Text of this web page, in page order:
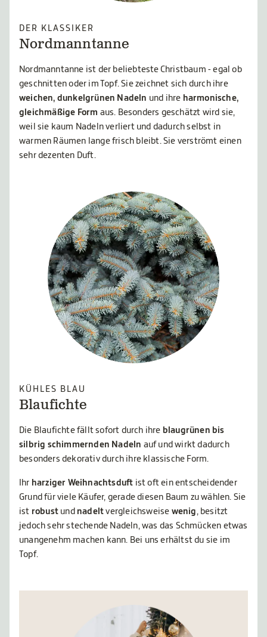
DER KLASSIKER
Nordmanntanne
Nordmanntanne ist der beliebteste Christbaum - egal ob
geschnitten oder im Topf. Sie zeichnet sich durch ihre
weichen, dunkelgrünen Nadeln und ihre harmonische,
gleichmäßige Form aus. Besonders geschätzt wird sie,
weil sie kaum Nadeln verliert und dadurch selbst in
warmen Räumen lange frisch bleibt. Sie verströmt einen
sehr dezenten Duft.
KÜHLES BLAU
Blaufichte
Die Blaufichte fällt sofort durch ihre blaugrünen bis
silbrig schimmernden Nadeln auf und wirkt dadurch
besonders dekorativ durch ihre klassische Form.
Ihr harziger Weihnachtsduft ist oft ein entscheidender
Grund für viele Käufer, gerade diesen Baum zu wählen. Sie
ist robust und nadeltvergleichsweise wenig, besitzt
jedoch sehr stechende Nadeln, was das Schmücken etwas
unangenehm machen kann. Bei uns erhältst du sie im
Topf.